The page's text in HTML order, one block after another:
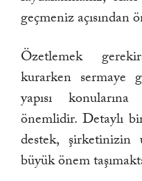
geçmeniz açısından
Özetlemek
kurarken sermaye
yapısı
önemlidir. Detaylı
destek, şirketinizin
büyük önem